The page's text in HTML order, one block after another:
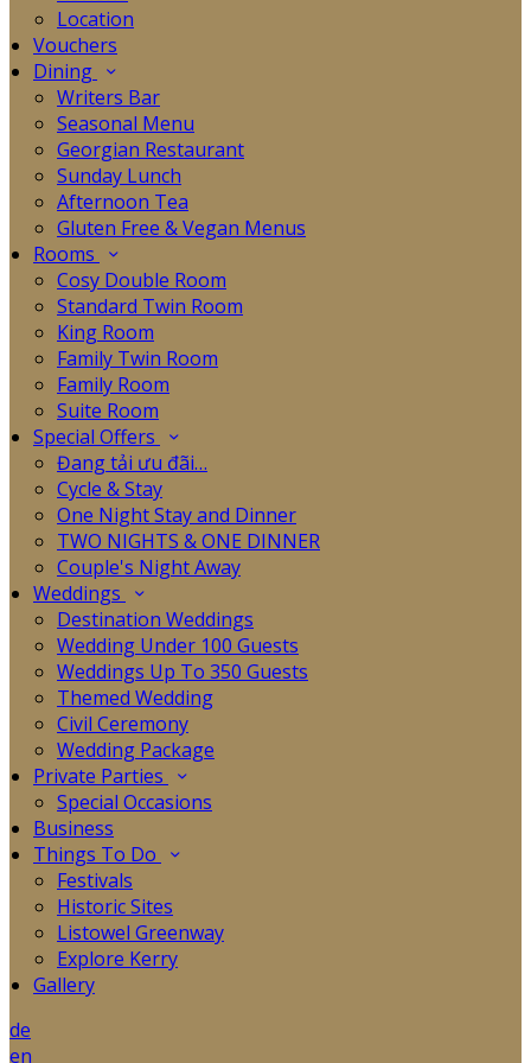
Location
Vouchers
Dining
Writers Bar
Seasonal Menu
Georgian Restaurant
Sunday Lunch
Afternoon Tea
Gluten Free & Vegan Menus
Rooms
Cosy Double Room
Standard Twin Room
King Room
Family Twin Room
Family Room
Suite Room
Special Offers
Đang tải ưu đãi…
Cycle & Stay
One Night Stay and Dinner
TWO NIGHTS & ONE DINNER
Couple's Night Away
Weddings
Destination Weddings
Wedding Under 100 Guests
Weddings Up To 350 Guests
Themed Wedding
Civil Ceremony
Wedding Package
Private Parties
Special Occasions
Business
Things To Do
Festivals
Historic Sites
Listowel Greenway
Explore Kerry
Gallery
de
en